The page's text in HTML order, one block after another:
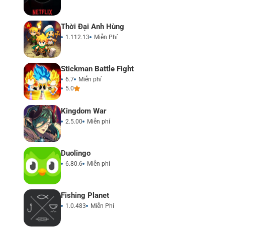
Thời Đại Anh Hùng
1.112.13 Miễn Phí
Stickman Battle Fight
6.7
Miễn phí
5.0
Kingdom War
2.5.00 Miễn phí
Duolingo
6.80.6 Miễn phí
Fishing Planet
1.0.483 Miễn Phí